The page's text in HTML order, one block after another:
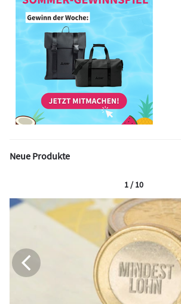
Neue Produkte
1 / 10